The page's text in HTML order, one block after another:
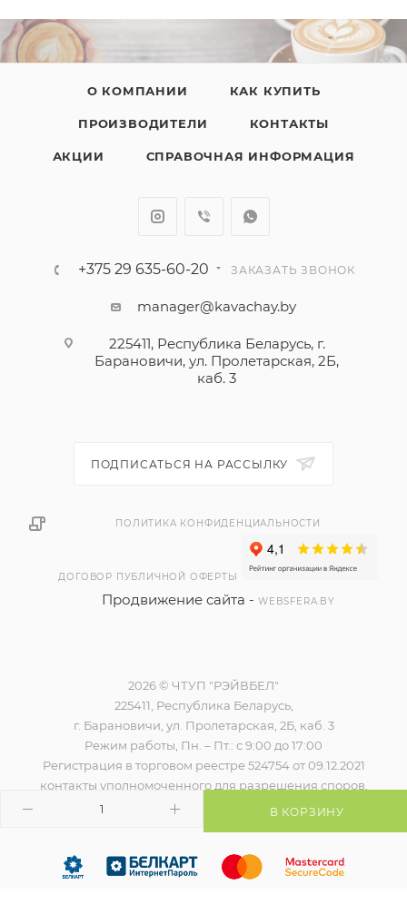
В КОРЗИНУ
О КОМПАНИИ КАК КУПИТЬ
ПРОИЗВОДИТЕЛИ КОНТАКТЫ
АКЦИИ СПРАВОЧНАЯ ИНФОРМАЦИЯ
+375 29 635-60-20 ЗАКАЗАТЬ ЗВОНОК
manager@kavachay.by
225411, Республика Беларусь, г.
Барановичи, ул. Пролетарская, 2Б,
каб. 3
ПОДПИСАТЬСЯ НА РАССЫЛКУ
ПОЛИТИКА КОНФИДЕНЦИАЛЬНОСТИ
ДОГОВОР ПУБЛИЧНОЙ ОФЕРТЫ
Продвижение сайта -WEBSFERA.BY
2026 © ЧТУП "РЭЙВБЕЛ"
225411, Республика Беларусь,
г. Барановичи, ул. Пролетарская, 2Б, каб. 3
Режим работы, Пн. – Пт.: с 9:00 до 17:00
Регистрация в торговом реестре 524754 от 09.12.2021
контакты уполномоченного для разрешения споров,
наименование и контакты контролирующего органа)